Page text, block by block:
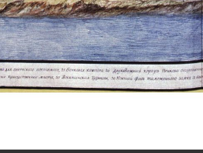
Наследники
Главная Галерея Храмы-мученики
Свято-